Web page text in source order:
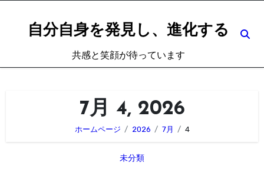
自分自身を発見し、進化する
共感と笑顔が待っています
7月 4, 2026
ホームページ 2026 7月 4
未分類